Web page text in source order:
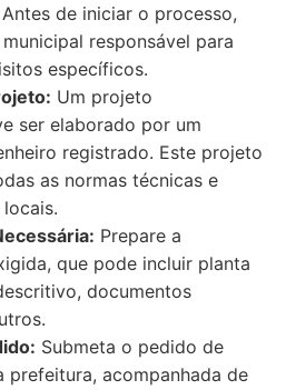
Antes de iniciar o processo,
responsável para
específicos.
Um projeto
ser elaborado por um
registrado. Este projeto
as normas técnicas e
Prepare a
que pode incluir planta
documentos
Submeta o pedido de
prefeitura, acompanhada de